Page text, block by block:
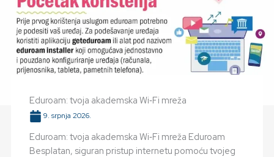
Eduroam: tvoja akademska Wi‑Fi mreža
9. srpnja 2026.
Eduroam: tvoja akademska Wi‑Fi mreža Eduroam
Besplatan, siguran pristup internetu pomoću tvojeg